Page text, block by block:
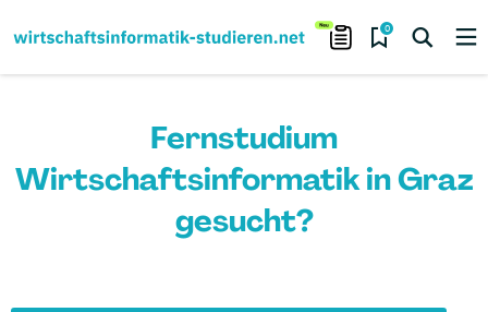
0
Fernstudium
Wirtschaftsinformatik in Graz
gesucht?